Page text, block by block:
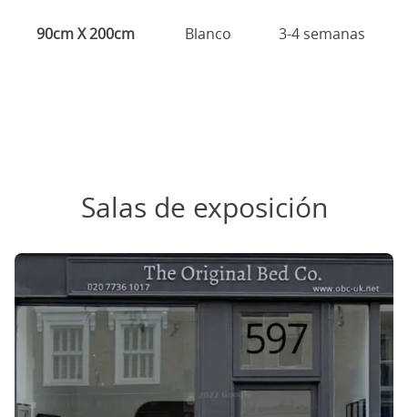
90cm X 200cm Blanco 3-4 semanas
Salas de exposición